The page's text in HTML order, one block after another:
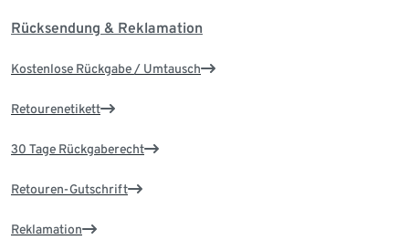
Rücksendung & Reklamation
Kostenlose Rückgabe / Umtausch
Retourenetikett
30 Tage Rückgaberecht
Retouren-Gutschrift
Reklamation